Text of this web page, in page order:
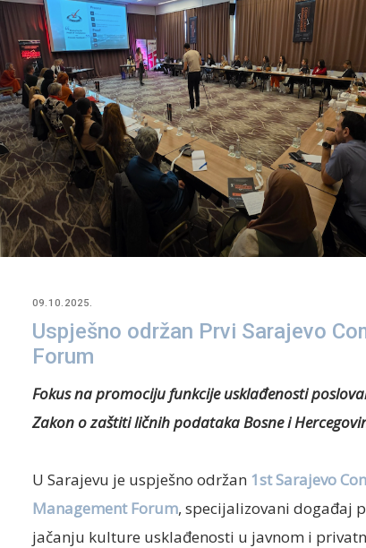
09.10.2025.
Uspješno održan Prvi Sarajevo
Forum
Fokus napromociju funkcijeusklađenosti
Zakon o zaštiti ličnih podatakaBosne i
U Sarajevu je uspješno održan 1st Sarajevo
Management Forum, specijalizovani događaj
jačanju kulture usklađenosti u javnom i